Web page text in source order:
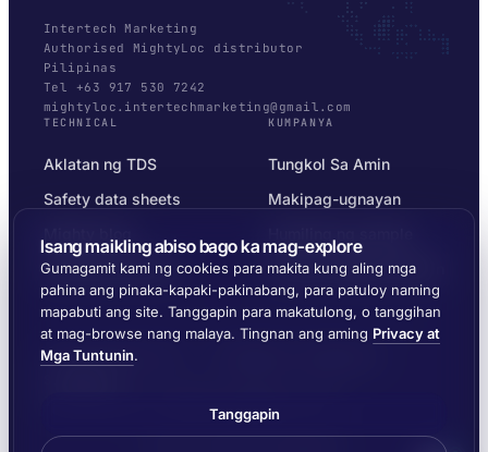
Intertech Marketing
Authorised MightyLoc distributor
Pilipinas
Tel +63 917 530 7242
mightyloc.intertechmarketing@gmail.com
TECHNICAL
Aklatan ng TDS
Safety data sheets
Substrate selector
KUMPANYA
Tungkol Sa Amin
Makipag-ugnayan
Privacy at Mga Tuntunin
© 2026 MIGHTYLOC™ · VITROCHEM TECHNOLOGY ·
Isang maikling abiso bago ka mag-explore
Gumagamit kami ng cookies para makita kung aling mga
pahina ang pinaka-kapaki-pakinabang, para patuloy naming
mapabuti ang site. Tanggapin para makatulong, o tanggihan
at mag-browse nang malaya. Tingnan ang aming Privacy at
Mga Tuntunin.
Tanggapin